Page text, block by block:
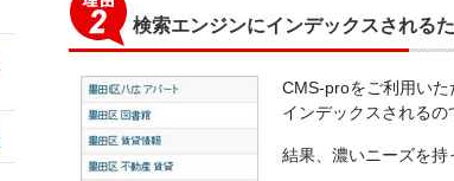
検索エンジンにインデックスされる
CMS-proをご利用い
インデックスされるの
結果、濃いニーズを持